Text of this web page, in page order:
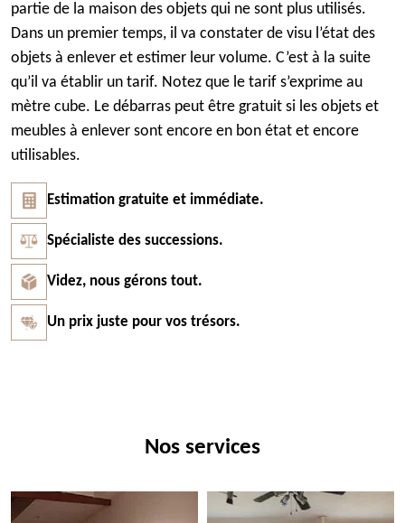
partie de la maison des objets qui ne sont plus utilisés.
Dans un premier temps, il va constater de visu l’état des
objets à enlever et estimer leur volume. C’est à la suite
qu’il va établir un tarif. Notez que le tarif s’exprime au
mètre cube. Le débarras peut être gratuit si les objets et
meubles à enlever sont encore en bon état et encore
utilisables.
Estimation gratuite et immédiate.
Spécialiste des successions.
Videz, nous gérons tout.
Un prix juste pour vos trésors.
Nos services